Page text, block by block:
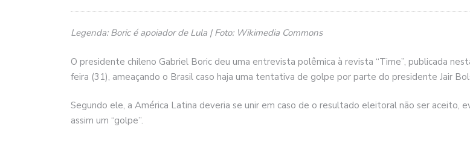
Legenda: Boric é apoiador de Lula | Foto: Wikimedia Commons
O presidente chileno Gabriel Boric deu uma entrevista polêmica à revista “Time”, publicada
feira (31), ameaçando o Brasil caso haja uma tentativa de golpe por parte do presidente Jair
Segundo ele, a América Latina deveria se unir em caso de o resultado eleitoral não ser aceito,
assim um “golpe”.